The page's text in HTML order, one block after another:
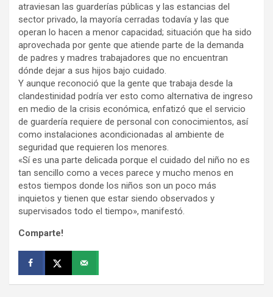
atraviesan las guarderías públicas y las estancias del
sector privado, la mayoría cerradas todavía y las que
operan lo hacen a menor capacidad; situación que ha sido
aprovechada por gente que atiende parte de la demanda
de padres y madres trabajadores que no encuentran
dónde dejar a sus hijos bajo cuidado.
Y aunque reconoció que la gente que trabaja desde la
clandestinidad podría ver esto como alternativa de ingreso
en medio de la crisis económica, enfatizó que el servicio
de guardería requiere de personal con conocimientos, así
como instalaciones acondicionadas al ambiente de
seguridad que requieren los menores.
«Sí es una parte delicada porque el cuidado del niño no es
tan sencillo como a veces parece y mucho menos en
estos tiempos donde los niños son un poco más
inquietos y tienen que estar siendo observados y
supervisados todo el tiempo», manifestó.
Comparte!